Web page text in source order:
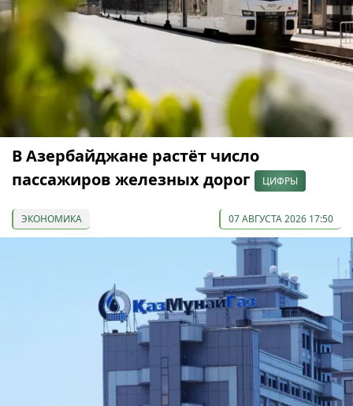
В Азербайджане растёт число
пассажиров железных дорог
ЦИФРЫ
ЭКОНОМИКА 07 АВГУСТА 2026 17:50